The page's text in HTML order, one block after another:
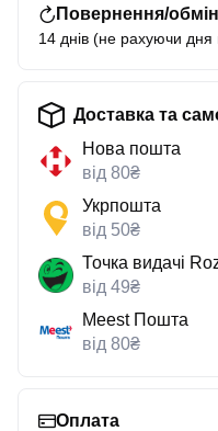
Повернення/
14 днів (не рахуючи дня
Доставка та
Нова пошта
від 80₴
Укрпошта
від 50₴
Точка видачі
від 49₴
Meest Пошта
від 80₴
Оплата